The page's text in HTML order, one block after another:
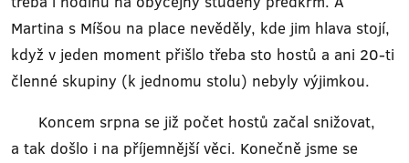
Martina s Míšou na place nevěděly, kde jim hlava stojí,
když v jeden moment přišlo třeba sto hostů a ani 20-ti
členné skupiny (k jednomu stolu) nebyly výjimkou.
Koncem srpna se již počet hostů začal snižovat,
a tak došlo i na příjemnější věci. Konečně jsme se